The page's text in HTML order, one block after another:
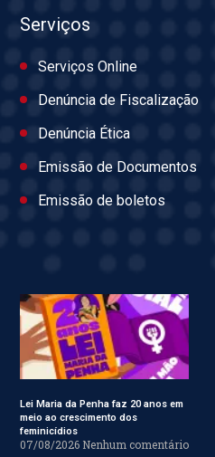
Serviços
Serviços Online
Denúncia de Fiscalização
Denúncia Ética
Emissão de Documentos
Emissão de boletos
Lei Maria da Penha faz 20 anos em
meio ao crescimento dos
feminicídios
07/08/2026 Nenhum comentário